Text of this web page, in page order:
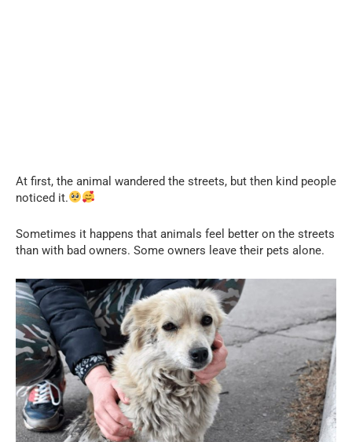
At first, the animal wandered the streets, but then kind people
noticed it.
Sometimes it happens that animals feel better on the streets
than with bad owners. Some owners leave their pets alone.